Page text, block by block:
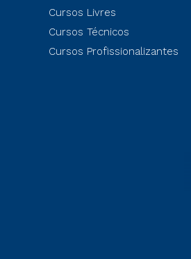
Cursos Livres
Cursos Técnicos
Cursos Profissionalizantes